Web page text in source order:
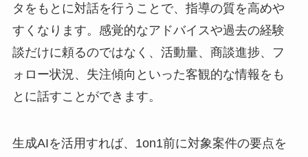
タをもとに対話を行うことで、指導の質を高めや
すくなります。感覚的なアドバイスや過去の経験
談だけに頼るのではなく、活動量、商談進捗、フ
ォロー状況、失注傾向といった客観的な情報をも
とに話すことができます。
生成AIを活用すれば、1on1前に対象案件の要点を